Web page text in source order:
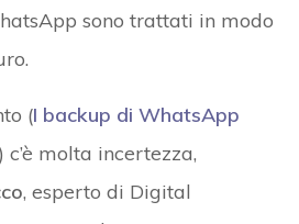
sono trattati in modo
(I backup di WhatsApp
) c’è molta incertezza,
, esperto di Digital